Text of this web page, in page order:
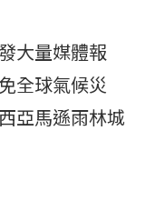
大量媒體報
全球氣候災
亞馬遜雨林城